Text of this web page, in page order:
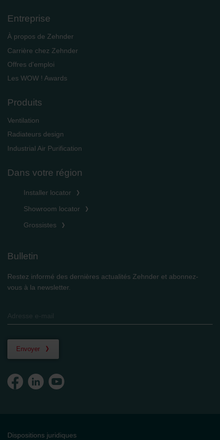
Entreprise
À propos de Zehnder
Carrière chez Zehnder
Offres d'emploi
Les WOW ! Awards
Produits
Ventilation
Radiateurs design
Industrial Air Purification
Dans votre région
Installer locator
Showroom locator
Grossistes
Bulletin
Restez informé des dernières actualités Zehnder et abonnez-
vous à la newsletter.
Envoyer
Dispositions juridiques